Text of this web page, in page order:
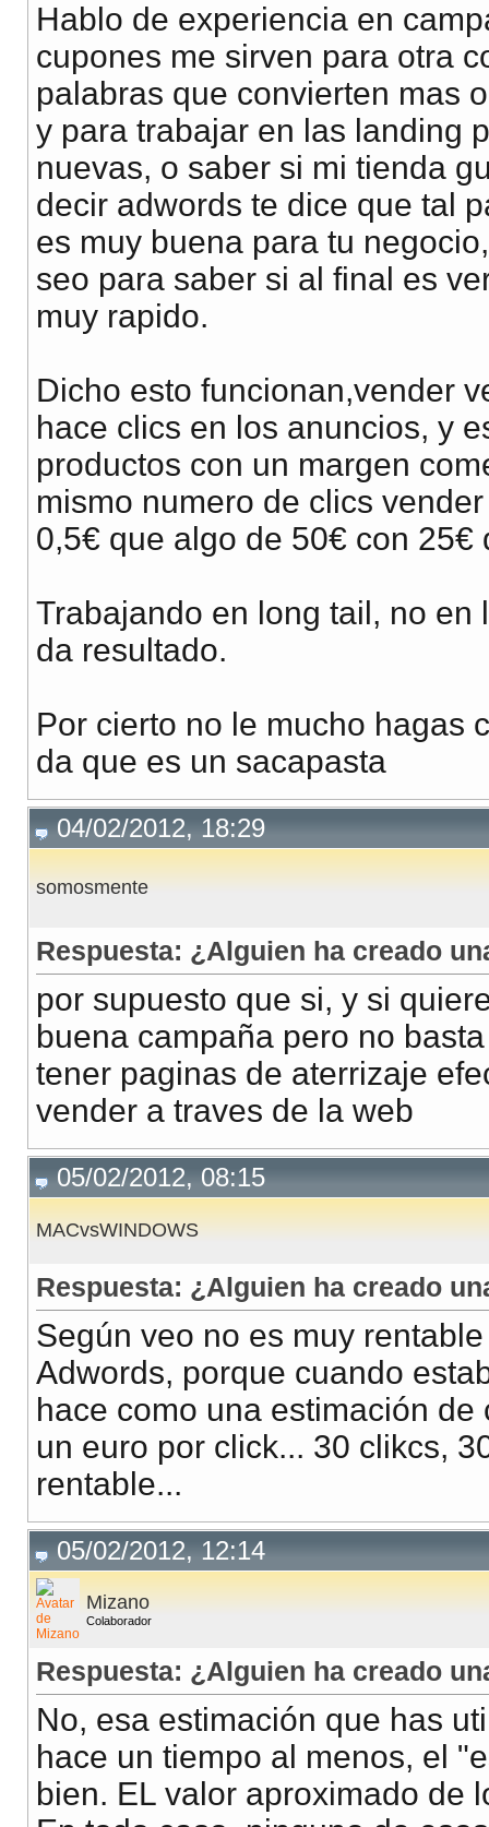
Hablo de experiencia en
cupones me sirven para otra
palabras que convierten mas
y para trabajar en las landing
nuevas, o saber si mi tienda
decir adwords te dice que tal
es muy buena para tu
seo para saber si al final es
muy rapido.
Dicho esto funcionan,vender
hace clics en los anuncios, y
productos con un margen
mismo numero de clics
0,5€ que algo de 50€ con 25€
Trabajando en long tail, no
da resultado.
Por cierto no le mucho hagas
da que es un sacapasta
04/02/2012, 18:29
somosmente
Respuesta: ¿Alguien ha creado
por supuesto que si, y si
buena campaña pero no
tener paginas de aterrizaje
vender a traves de la web
05/02/2012, 08:15
MACvsWINDOWS
Respuesta: ¿Alguien ha creado
Según veo no es muy
Adwords, porque cuando
hace como una estimación
un euro por click... 30 clikcs,
rentable...
05/02/2012, 12:14
Mizano
Colaborador
Respuesta: ¿Alguien ha creado
No, esa estimación que has
hace un tiempo al menos, el
bien. EL valor aproximado de